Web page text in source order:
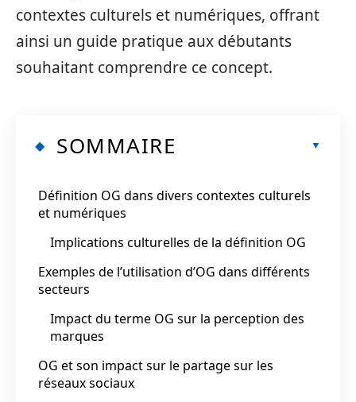
contextes culturels et numériques, offrant
ainsi un guide pratique aux débutants
souhaitant comprendre ce concept.
SOMMAIRE
Définition OG dans divers contextes culturels
et numériques
Implications culturelles de la définition OG
Exemples de l’utilisation d’OG dans différents
secteurs
Impact du terme OG sur la perception des
marques
OG et son impact sur le partage sur les
réseaux sociaux